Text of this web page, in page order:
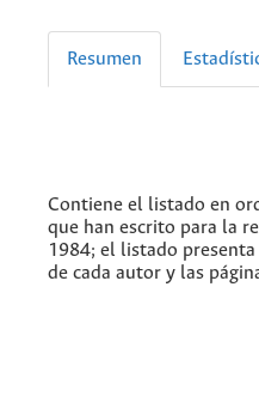
Resumen
Contiene el listado en
que han escrito para la
1984; el listado
de cada autor y las